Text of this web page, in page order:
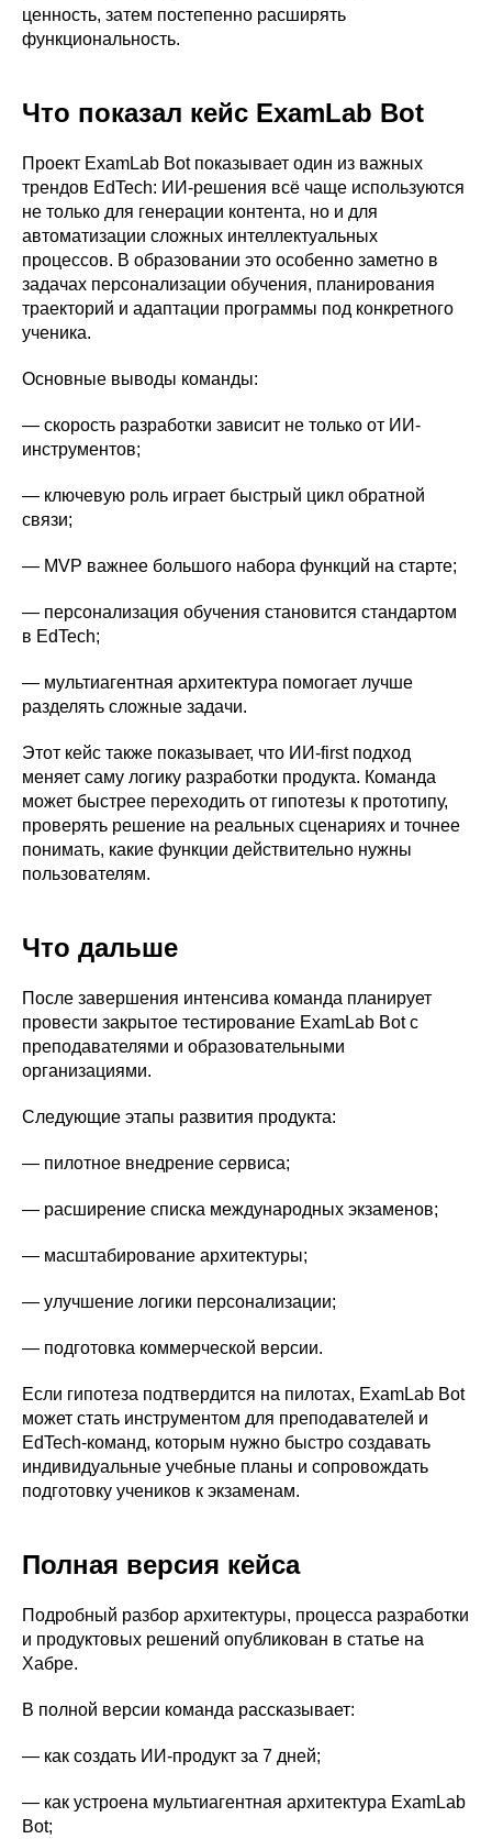
ценность, затем постепенно расширять
функциональность.
Что показал кейс ExamLab Bot
Проект ExamLab Bot показывает один из важных
трендов EdTech: ИИ-решения всё чаще используются
не только для генерации контента, но и для
автоматизации сложных интеллектуальных
процессов. В образовании это особенно заметно в
задачах персонализации обучения, планирования
траекторий и адаптации программы под конкретного
ученика.
Основные выводы команды:
— скорость разработки зависит не только от ИИ-
инструментов;
— ключевую роль играет быстрый цикл обратной
связи;
— MVP важнее большого набора функций на старте;
— персонализация обучения становится стандартом
в EdTech;
— мультиагентная архитектура помогает лучше
разделять сложные задачи.
Этот кейс также показывает, что ИИ-first подход
меняет саму логику разработки продукта. Команда
может быстрее переходить от гипотезы к прототипу,
проверять решение на реальных сценариях и точнее
понимать, какие функции действительно нужны
пользователям.
Что дальше
После завершения интенсива команда планирует
провести закрытое тестирование ExamLab Bot с
преподавателями и образовательными
организациями.
Следующие этапы развития продукта:
— пилотное внедрение сервиса;
— расширение списка международных экзаменов;
— масштабирование архитектуры;
— улучшение логики персонализации;
— подготовка коммерческой версии.
Если гипотеза подтвердится на пилотах, ExamLab Bot
может стать инструментом для преподавателей и
EdTech-команд, которым нужно быстро создавать
индивидуальные учебные планы и сопровождать
подготовку учеников к экзаменам.
Полная версия кейса
Подробный разбор архитектуры, процесса разработки
и продуктовых решений опубликован в статье на
Хабре.
В полной версии команда рассказывает:
— как создать ИИ-продукт за 7 дней;
— как устроена мультиагентная архитектура ExamLab
Bot;